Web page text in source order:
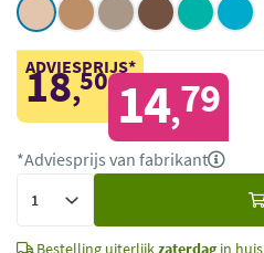
ADVIESPRIJS*
18,50 14,79
*Adviesprijs van fabrikant
Bestelling uiterlijkzaterdagin huis